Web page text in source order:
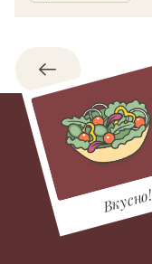
Обратно
Вкусно!